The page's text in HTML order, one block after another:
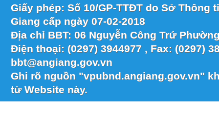
Giấy phép: Số 10/GP-TTĐT do Sở Thông
Giang cấp ngày 07-02-2018
Địa chỉ BBT: 06 Nguyễn Công Trứ
Điện thoại: (0297) 3944977 , Fax: (0297)
bbt@angiang.gov.vn
Ghi rõ nguồn "vpubnd.angiang.gov.vn"
từ Website này.